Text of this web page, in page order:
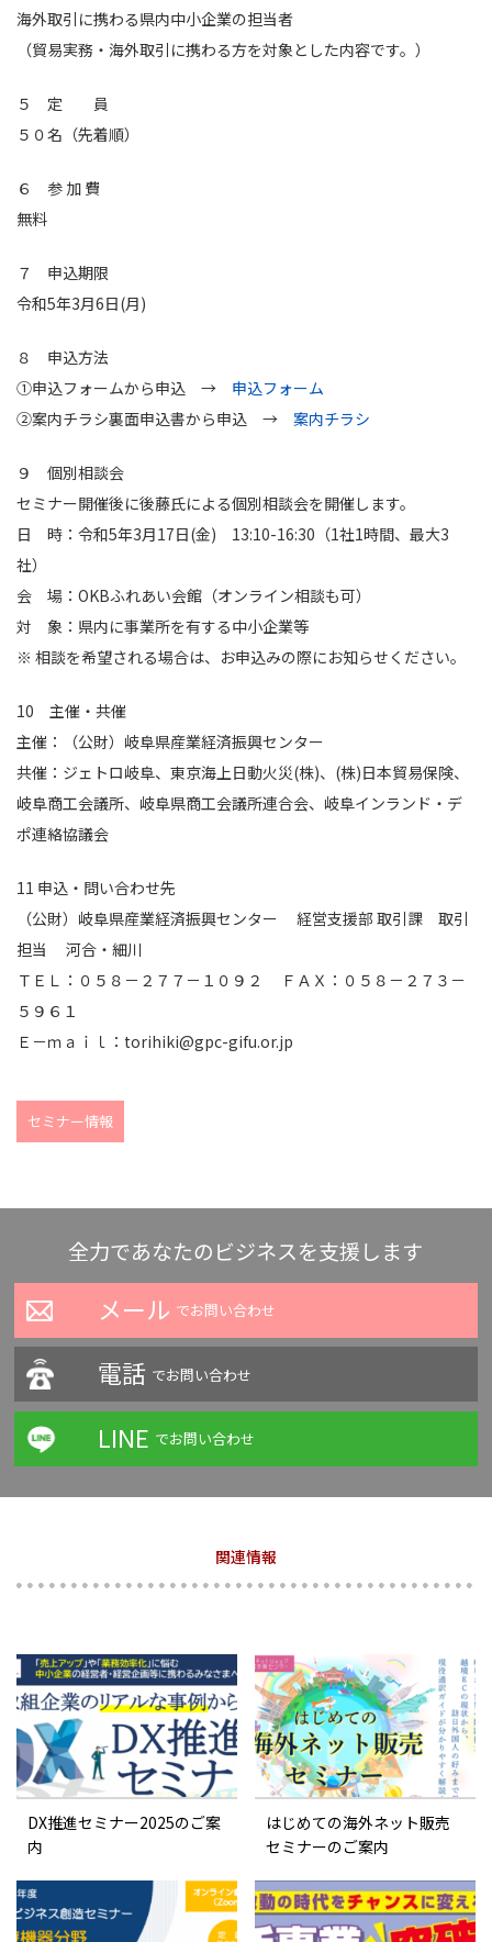
海外取引に携わる県内中小企業の担当者
（貿易実務・海外取引に携わる方を対象とした内容です。）
５ 定 員
５０名（先着順）
６ 参 加 費
無料
７ 申込期限
令和5年3月6日(月)
８ 申込方法
①申込フォームから申込 → 申込フォーム
②案内チラシ裏面申込書から申込 → 案内チラシ
９ 個別相談会
セミナー開催後に後藤氏による個別相談会を開催します。
日 時：令和5年3月17日(金) 13:10-16:30（1社1時間、最大3
社）
会 場：OKBふれあい会館（オンライン相談も可）
対 象：県内に事業所を有する中小企業等
※ 相談を希望される場合は、お申込みの際にお知らせください。
10 主催・共催
主催：（公財）岐阜県産業経済振興センター
共催：ジェトロ岐阜、東京海上日動火災(株)、(株)日本貿易保険、
岐阜商工会議所、岐阜県商工会議所連合会、岐阜インランド・デ
ポ連絡協議会
11 申込・問い合わせ先
（公財）岐阜県産業経済振興センター 経営支援部 取引課 取引
担当 河合・細川
ＴＥＬ：０５８－２７７－１０９２ ＦＡＸ：０５８－２７３－
５９６１
Ｅ－ｍａｉｌ：torihiki@gpc-gifu.or.jp
セミナー情報
全力であなたのビジネスを支援します
メール でお問い合わせ
電話 でお問い合わせ
LINE でお問い合わせ
関連情報
DX推進セミナー2025のご案
内
はじめての海外ネット販売
セミナーのご案内